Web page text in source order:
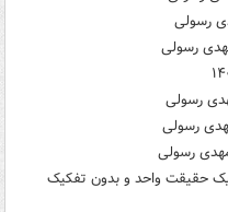
حقیقت واحد و بدون تفکیک